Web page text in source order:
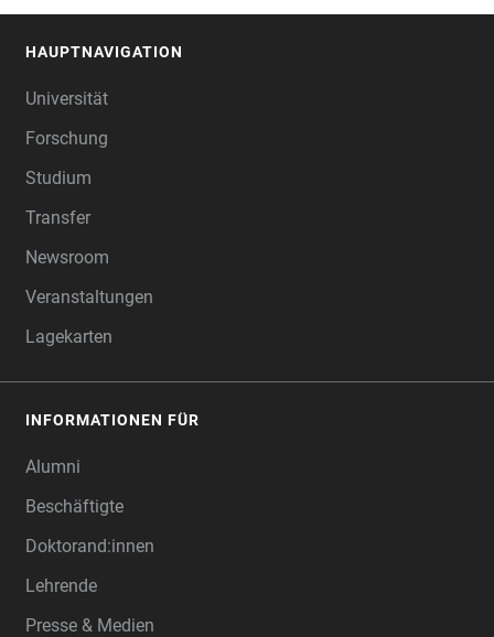
HAUPTNAVIGATION
Universität
Forschung
Studium
Transfer
Newsroom
Veranstaltungen
Lagekarten
INFORMATIONEN FÜR
Alumni
Beschäftigte
Doktorand:innen
Lehrende
Presse & Medien